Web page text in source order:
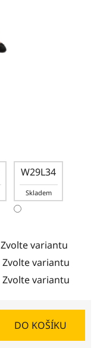
W29L34
Skladem
Zvolte variantu
Zvolte variantu
Zvolte variantu
DO KOŠÍKU